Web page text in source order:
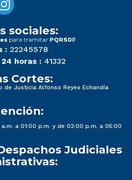
sociales:
para tramitar PQRSDF
: 22245578
horas : 41332
Cortes:
de Justicia Alfonso Reyes Echandía
a 01:00 p.m. y de 02:00 p.m. a 05:00
Judiciales